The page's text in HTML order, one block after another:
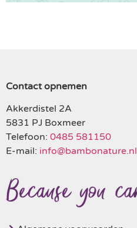
Contact opnemen
Akkerdistel 2A
5831 PJ Boxmeer
Telefoon: 0485 581150
E-mail: info@bambonature.nl